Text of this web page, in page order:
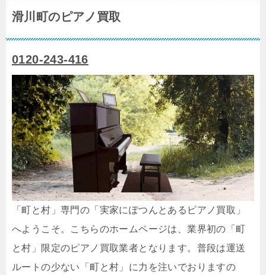
滑川町のピアノ買取
0120-243-416
「町と村」専門の「実家にぽつんとあるピアノ買取」
へようこそ。こちらのホームページは、業界初の「町
と村」限定のピアノ買取業者となります。普段は運送
ルートの少ない「町と村」に力を注いでおりますの